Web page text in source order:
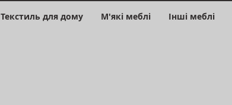
Текстиль для дому М'які меблі Інші меблі